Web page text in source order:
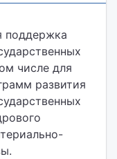
поддержка
числе для
развития